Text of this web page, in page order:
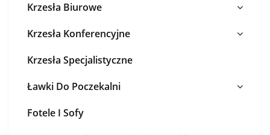
Krzesła Biurowe
Krzesła Konferencyjne
Krzesła Specjalistyczne
Ławki Do Poczekalni
Fotele I Sofy